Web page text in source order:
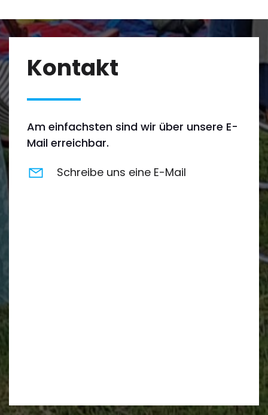
Kontakt
Am einfachsten sind wir über unsere E-
Mail erreichbar.
Schreibe uns eine E-Mail